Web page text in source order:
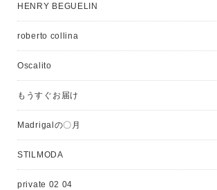
HENRY BEGUELIN
roberto collina
Oscalito
もうすぐお届け
Madrigalの〇月
STILMODA
private 02 04